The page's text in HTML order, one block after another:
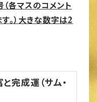
各マスのコメント
。）大きな数字は2
成運（サム・